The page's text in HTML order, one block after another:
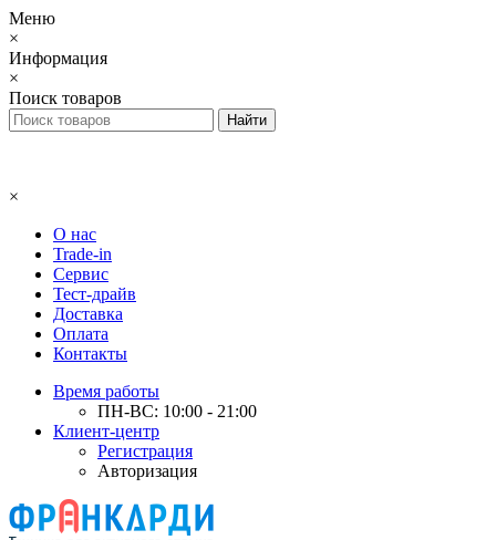
Меню
×
Информация
×
Поиск товаров
×
О нас
Trade-in
Сервис
Тест-драйв
Доставка
Оплата
Контакты
Время работы
ПН-ВС: 10:00 - 21:00
Клиент-центр
Регистрация
Авторизация